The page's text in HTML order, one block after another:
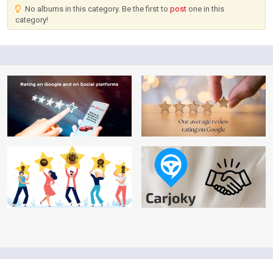
diam. Nunc orci massa, finibus consectetur
leo vitae, sollicitudin vulputate orci. Donec et
tortor varius, placerat tortor sit amet,
vulputate justo. Etiam
sapien, id lacinia ex volutpat ut. Maecenas
pulvinar lorem lorem, eget iaculis nibh
commodo sit amet.
Cras diam nisi, consequat vitae mauris vitae,
mattis sagittis dui. Nullam nec est in urna
congue fringilla at nec urna. Sed facilisis eros
nec magna tempus fringilla. Cras sagittis
lacus eget condimentum auctor. Donec vitae
ante varius ex pellentesque ornare. Donec
No albums in this category. Be the first to postone in this
category!